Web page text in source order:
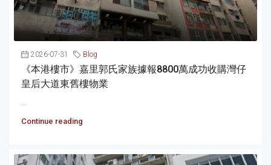
2026-07-31 Blog
《本港樓市》嘉里郭氏家族據報8800萬成功收購灣仔
皇后大道東舊樓物業
Continue reading